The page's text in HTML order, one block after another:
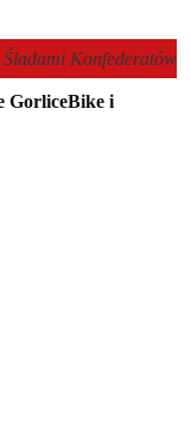
Konfederatów
GorliceBike i